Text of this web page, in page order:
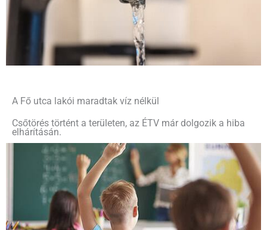
A Fő utca lakói maradtak víz nélkül
Csőtörés történt a területen, az ÉTV már dolgozik a hiba
elhárításán.